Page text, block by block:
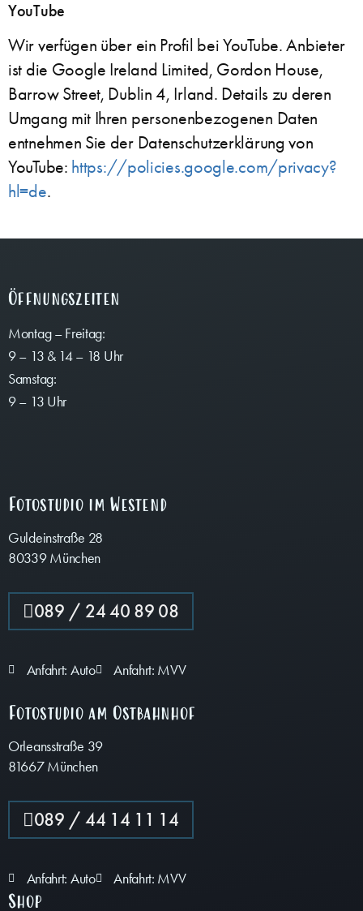
YouTube
Wir verfügen über ein Profil bei YouTube. Anbieter
ist die Google Ireland Limited, Gordon House,
Barrow Street, Dublin 4, Irland. Details zu deren
Umgang mit Ihren personenbezogenen Daten
entnehmen Sie der Datenschutzerklärung von
YouTube: https://policies.google.com/privacy?
hl=de.
Öffnungszeiten
Montag – Freitag:
9 – 13 & 14 – 18 Uhr
Samstag:
9 – 13 Uhr
Fotostudio im Westend
Guldeinstraße 28
80339 München
089 / 24 40 89 08
Anfahrt: Auto Anfahrt: MVV
Fotostudio am Ostbahnhof
Orleansstraße 39
81667 München
089 / 44 14 11 14
Anfahrt: Auto Anfahrt: MVV
Shop